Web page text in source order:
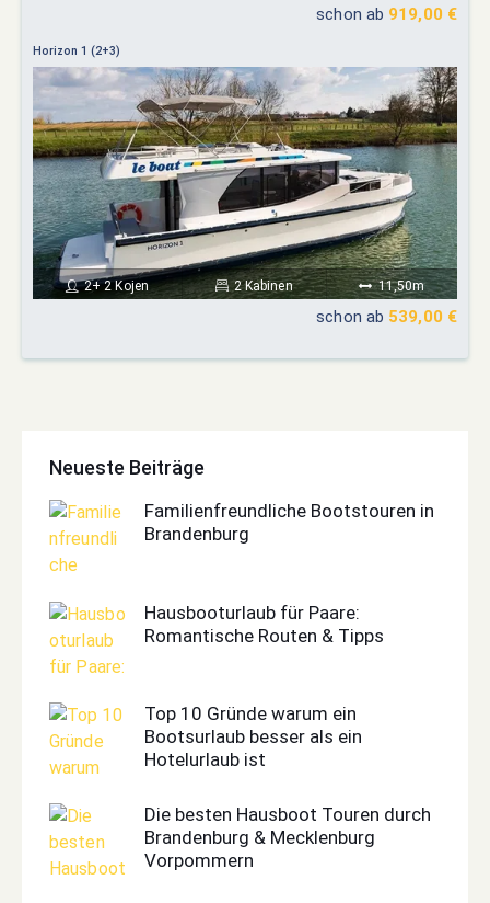
schon ab 919,00 €
Horizon 1 (2+3)
2+ 2 Kojen 2 Kabinen 11,50m
schon ab 539,00 €
Neueste Beiträge
Familienfreundliche Bootstouren in
Brandenburg
Hausbooturlaub für Paare:
Romantische Routen & Tipps
Top 10 Gründe warum ein
Bootsurlaub besser als ein
Hotelurlaub ist
Die besten Hausboot Touren durch
Brandenburg & Mecklenburg
Vorpommern